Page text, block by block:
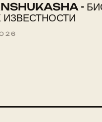
-
ИЗВЕСТНОСТИ